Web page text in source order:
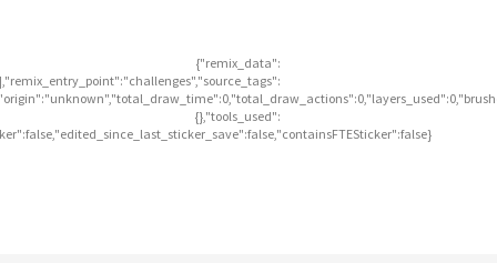
{"remix_data":
{},"tools_used":